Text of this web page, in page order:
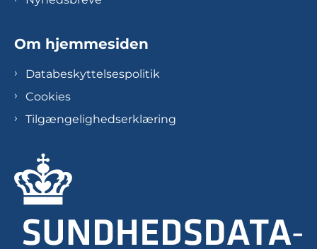
Om hjemmesiden
Databeskyttelsespolitik
Cookies
Tilgængelighedserklæring